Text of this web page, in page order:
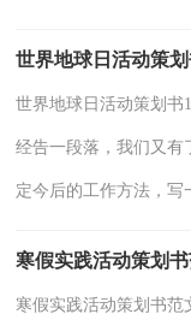
世界地球日活动策划
世界地球日活动策划书
经告一段落，我们又有
定今后的工作方法，写
寒假实践活动策划
寒假实践活动策划书范